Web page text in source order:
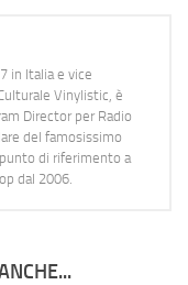
in Italia e vice
Vinylistic, è
Director per Radio
del famosissimo
di riferimento a
dal 2006.